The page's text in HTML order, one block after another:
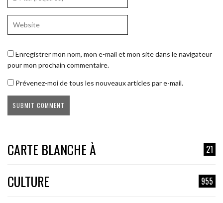
Enregistrer mon nom, mon e-mail et mon site dans le navigateur
pour mon prochain commentaire.
Prévenez-moi de tous les nouveaux articles par e-mail.
CARTE BLANCHE À 21
CULTURE 955